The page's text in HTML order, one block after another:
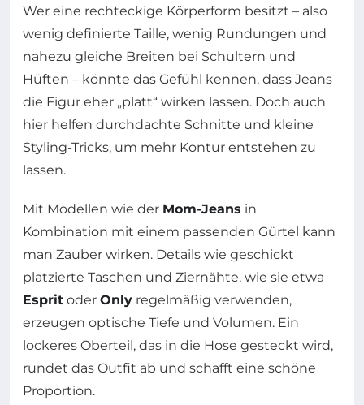
Wer eine rechteckige Körperform besitzt – also
wenig definierte Taille, wenig Rundungen und
nahezu gleiche Breiten bei Schultern und
Hüften – könnte das Gefühl kennen, dass Jeans
die Figur eher „platt“ wirken lassen. Doch auch
hier helfen durchdachte Schnitte und kleine
Styling-Tricks, um mehr Kontur entstehen zu
lassen.
Mit Modellen wie der Mom-Jeans in
Kombination mit einem passenden Gürtel kann
man Zauber wirken. Details wie geschickt
platzierte Taschen und Ziernähte, wie sie etwa
Esprit oder Only regelmäßig verwenden,
erzeugen optische Tiefe und Volumen. Ein
lockeres Oberteil, das in die Hose gesteckt wird,
rundet das Outfit ab und schafft eine schöne
Proportion.